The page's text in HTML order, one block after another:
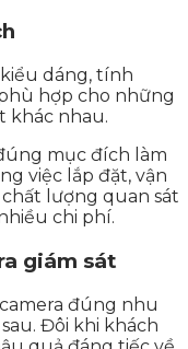
dáng, tính
hợp cho những
khác nhau.
mục đích làm
việc lắp đặt, vận
lượng quan sát
chi phí.
giám sát
đúng nhu
Đôi khi khách